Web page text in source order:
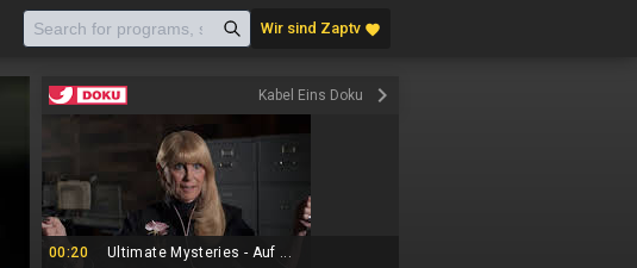
Wir sind Zaptv favorite
Kabel Eins Doku keyboard_arrow_right
00:20 Ultimate Mysteries - Auf ...